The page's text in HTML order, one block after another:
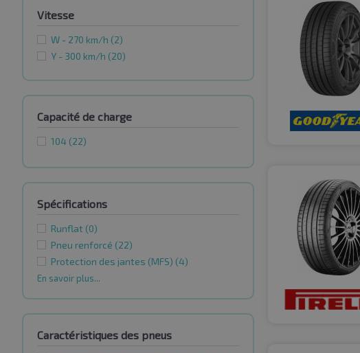
Vitesse
W - 270 km/h (2)
Y - 300 km/h (20)
Capacité de charge
104 (22)
Spécifications
Runflat (0)
Pneu renforcé (22)
Protection des jantes (MFS) (4)
En savoir plus...
Caractéristiques des pneus